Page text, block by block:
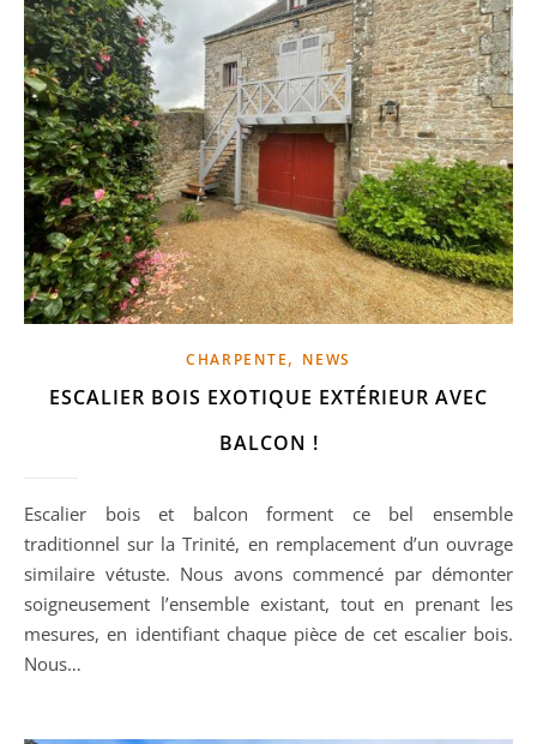
CHARPENTE, NEWS
ESCALIER BOIS EXOTIQUE EXTÉRIEUR AVEC
BALCON !
Escalier bois et balcon forment ce bel ensemble
traditionnel sur la Trinité, en remplacement d’un ouvrage
similaire vétuste. Nous avons commencé par démonter
soigneusement l’ensemble existant, tout en prenant les
mesures, en identifiant chaque pièce de cet escalier bois.
Nous…